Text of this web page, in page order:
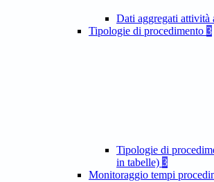
Dati aggregati attività
Tipologie di procedimento 3
Tipologie di
in tabelle) 3
Monitoraggio tempi